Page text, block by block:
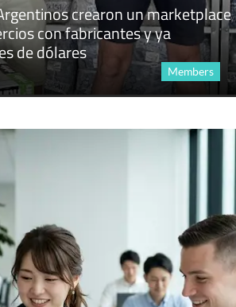
crearon un marketplace
con fabricantes y ya
de dólares
Members